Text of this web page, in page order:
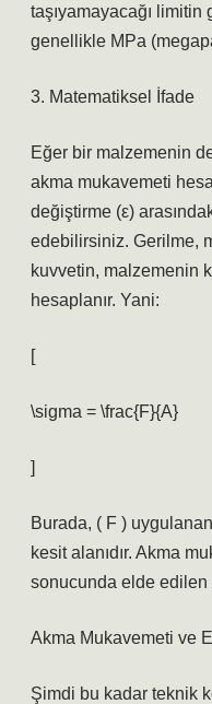
taşıyamayacağı
genellikle MPa
3. Matematiksel İfade
Eğer bir malzemenin
akma mukavemeti
değiştirme (ε)
edebilirsiniz. Gerilme,
kuvvetin, malzemenin
hesaplanır. Yani:
[
\sigma = \frac{F}{A}
]
Burada, ( F )
kesit alanıdır. Akma
sonucunda elde edilen
Akma Mukavemeti ve
Şimdi bu kadar teknik